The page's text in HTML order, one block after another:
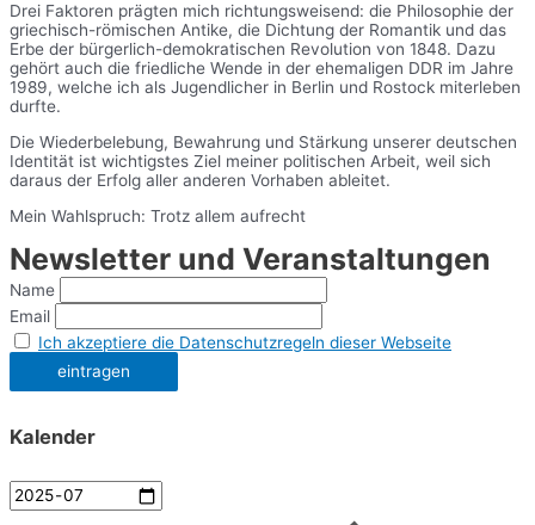
Drei Faktoren prägten mich richtungsweisend: die Philosophie der
griechisch-römischen Antike, die Dichtung der Romantik und das
Erbe der bürgerlich-demokratischen Revolution von 1848. Dazu
gehört auch die friedliche Wende in der ehemaligen DDR im Jahre
1989, welche ich als Jugendlicher in Berlin und Rostock miterleben
durfte.
Die Wiederbelebung, Bewahrung und Stärkung unserer deutschen
Identität ist wichtigstes Ziel meiner politischen Arbeit, weil sich
daraus der Erfolg aller anderen Vorhaben ableitet.
Mein Wahlspruch: Trotz allem aufrecht
Newsletter und Veranstaltungen
Name
Email
Ich akzeptiere die Datenschutzregeln dieser Webseite
Kalender